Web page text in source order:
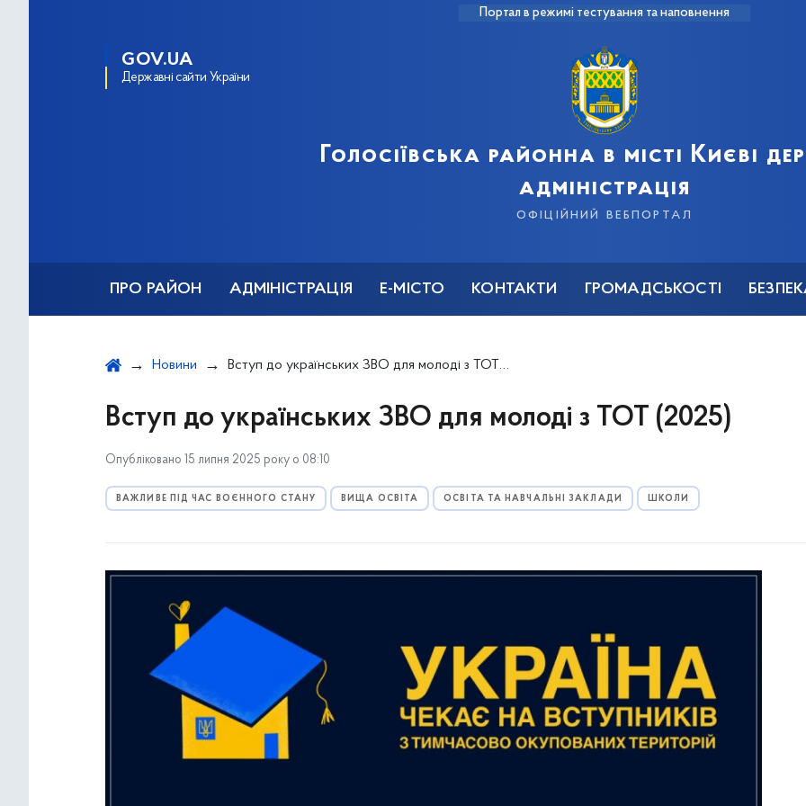
Портал в режимі тестування та наповнення
GOV.UA
Державні сайти України
Голосіївська районна в місті Києві
адміністрація
офіційний вебпортал
ПРО РАЙОН АДМІНІСТРАЦІЯ Е-МІСТО КОНТАКТИ ГРОМАДСЬКОСТІ
Новини Вступ до українських ЗВО для молоді з ТОТ (2025)
Вступ до українських ЗВО для молоді з ТОТ (2025)
Опубліковано 15 липня 2025 року о 08:10
ВАЖЛИВЕ ПІД ЧАС ВОЄННОГО СТАНУ ВИЩА ОСВІТА ОСВІТА ТА НАВЧАЛЬНІ ЗАКЛАДИ ШКОЛИ